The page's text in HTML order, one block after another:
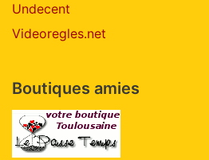
Undecent
Videoregles.net
Boutiques amies